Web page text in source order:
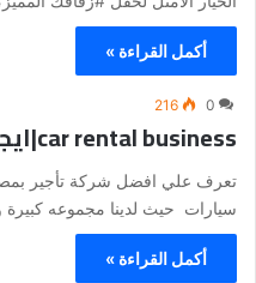
أكمل القراءة »
0
216
car rental business|ايجار سيارات القاهرة
تعرف علي افضل شركة تأجير بمصر
سيارات حيث لدينا مجموعه كبيرة
أكمل القراءة »